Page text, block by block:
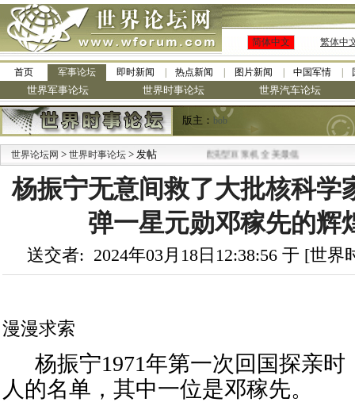
简体中文 繁体中
首页 军事论坛 即时新闻 热点新闻 图片新闻 中国军情
世界军事论坛 世界时事论坛 世界汽车论坛
版主： bob
世界论坛网 > 世界时事论坛 > 发帖
·九阳全新免清洗型豆浆机 全美最低
杨振宁无意间救了大批核科
弹一星元勋邓稼先的辉
送交者: 2024年03月18日12:38:56 于 [世
漫漫求索
杨振宁1971年第一次回国探亲时
人的名单，其中一位是邓稼先。